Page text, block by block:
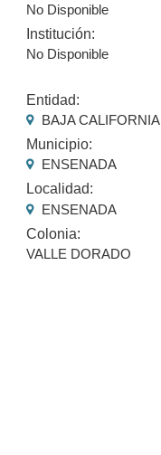
No Disponible
Institución:
No Disponible
Entidad:
BAJA CALIFORNIA
Municipio:
ENSENADA
Localidad:
ENSENADA
Colonia:
VALLE DORADO